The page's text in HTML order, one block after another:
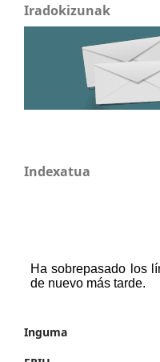
Iradokizunak
Indexatua
Inguma